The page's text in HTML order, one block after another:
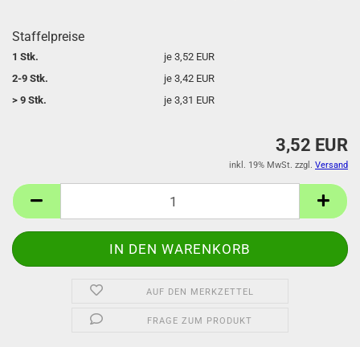
Staffelpreise
1 Stk.
je 3,52 EUR
2-9 Stk.
je 3,42 EUR
> 9 Stk.
je 3,31 EUR
3,52 EUR
inkl. 19% MwSt. zzgl. Versand
AUF DEN MERKZETTEL
FRAGE ZUM PRODUKT